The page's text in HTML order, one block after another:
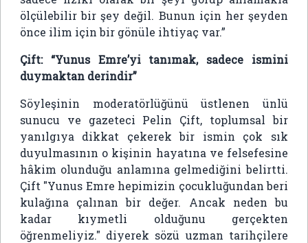
ölçülebilir bir şey değil. Bunun için her şeyden
önce ilim için bir gönüle ihtiyaç var.”
Çift: “Yunus Emre’yi tanımak, sadece ismini
duymaktan derindir”
Söyleşinin moderatörlüğünü üstlenen ünlü
sunucu ve gazeteci Pelin Çift, toplumsal bir
yanılgıya dikkat çekerek bir ismin çok sık
duyulmasının o kişinin hayatına ve felsefesine
hâkim olunduğu anlamına gelmediğini belirtti.
Çift "Yunus Emre hepimizin çocukluğundan beri
kulağına çalınan bir değer. Ancak neden bu
kadar kıymetli olduğunu gerçekten
öğrenmeliyiz." diyerek sözü uzman tarihçilere